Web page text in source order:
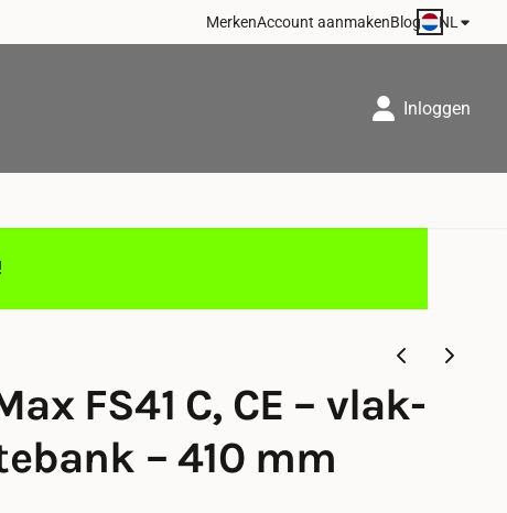
MerkenAccount aanmakenBlog NL
Inloggen
FS41 C, CE – vlak-
– 410 mm